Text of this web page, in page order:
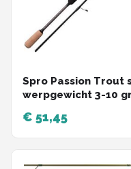
Spro Passion Trout
werpgewicht 3-10
€ 51,45